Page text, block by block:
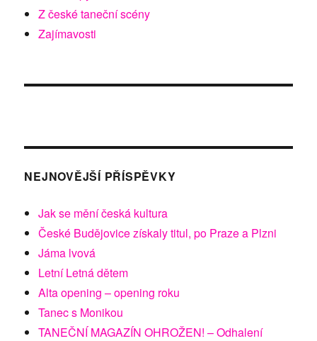
Z české taneční scény
Zajímavosti
NEJNOVĚJŠÍ PŘÍSPĚVKY
Jak se mění česká kultura
České Budějovice získaly titul, po Praze a Plzni
Jáma lvová
Letní Letná dětem
Alta opening – opening roku
Tanec s Monikou
TANEČNÍ MAGAZÍN OHROŽEN! – Odhalení